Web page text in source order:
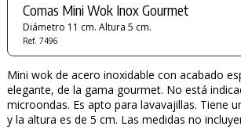
Comas Mini Wok Inox Gourmet
Diámetro 11 cm. Altura 5 cm.
Ref. 7496
Mini wok de acero inoxidable con acabado
elegante, de la gama gourmet. No está
microondas. Es apto para lavavajillas. Tiene
y la altura es de 5 cm. Las medidas no